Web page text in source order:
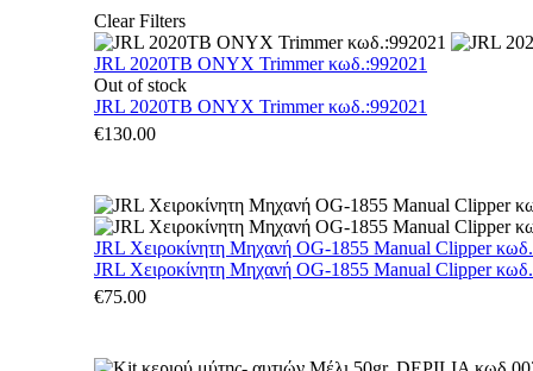
Clear Filters
JRL 2020TB ONYX Trimmer κωδ.:992021
Out of stock
JRL 2020TB ONYX Trimmer κωδ.:992021
€130.00
JRL Χειροκίνητη Μηχανή OG-1855 Manual Clipper
JRL Χειροκίνητη Μηχανή OG-1855 Manual Clipper
€75.00